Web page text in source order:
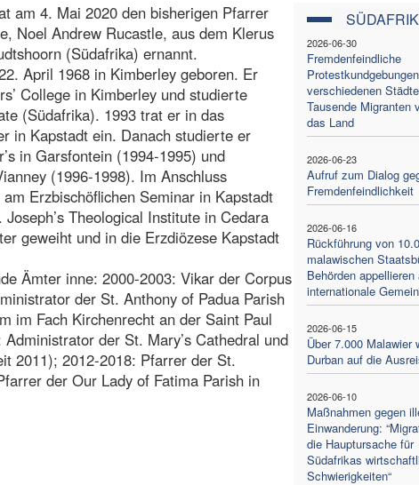
2026-06-30
Fremdenfeindliche
verschiedenen
Tausende Migranten
das Land
2026-06-23
Aufruf zum Dialog
Fremdenfeindlichkeit
2026-06-16
Rückführung von
malawischen
Behörden appellieren
internationale
2026-06-15
Über 7.000 Malawier
Durban auf die
2026-06-10
Maßnahmen gegen
Einwanderung:
die Hauptursache für
Südafrikas
Schwierigkeiten“
am 4. Mai 2020 den bisherigen Pfarrer
Noel Andrew Rucastle, aus dem Klerus
(Südafrika) ernannt.
April 1968 in Kimberley geboren. Er
College in Kimberley und studierte
(Südafrika). 1993 trat er in das
in Kapstadt ein. Danach studierte er
in Garsfontein (1994-1995) und
(1996-1998). Im Anschluss
Erzbischöflichen Seminar in Kapstadt
Theological Institute in Cedara
geweiht und in die Erzdiözese Kapstadt
Ämter inne: 2000-2003: Vikar der Corpus
der St. Anthony of Padua Parish
im Fach Kirchenrecht an der Saint Paul
der St. Mary’s Cathedral und
2011); 2012-2018: Pfarrer der St.
der Our Lady of Fatima Parish in